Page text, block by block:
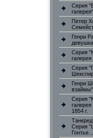
Серия
Петер
Генри
Серия
галерея
Серия
Генри
Серия
галерея
1854 г.
Серия